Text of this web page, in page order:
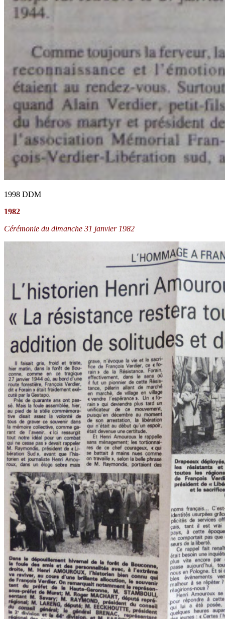
1998 DDM
1982
Cérémonie du dimanche 31 janvier 1982